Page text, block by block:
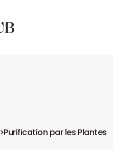
>Purification par les Plantes